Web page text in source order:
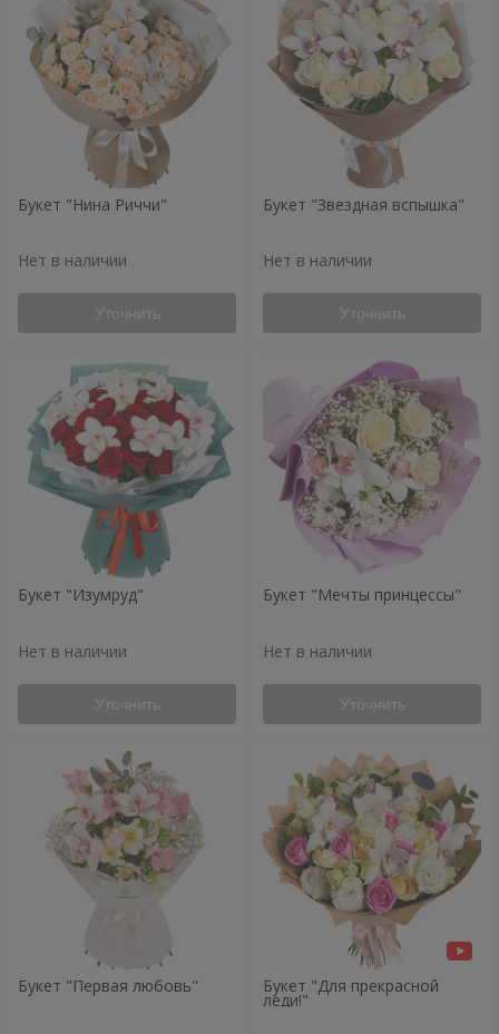
Букет "Нина Риччи"
Нет в наличии
Уточнить
Букет "Звездная вспышка"
Нет в наличии
Уточнить
Букет "Изумруд"
Нет в наличии
Уточнить
Букет "Мечты принцессы"
Нет в наличии
Уточнить
Букет "Первая любовь" Букет "Для прекрасной
леди!"